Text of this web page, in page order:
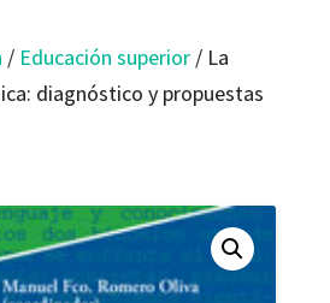
/ Educación superior/ La
diagnóstico y propuestas